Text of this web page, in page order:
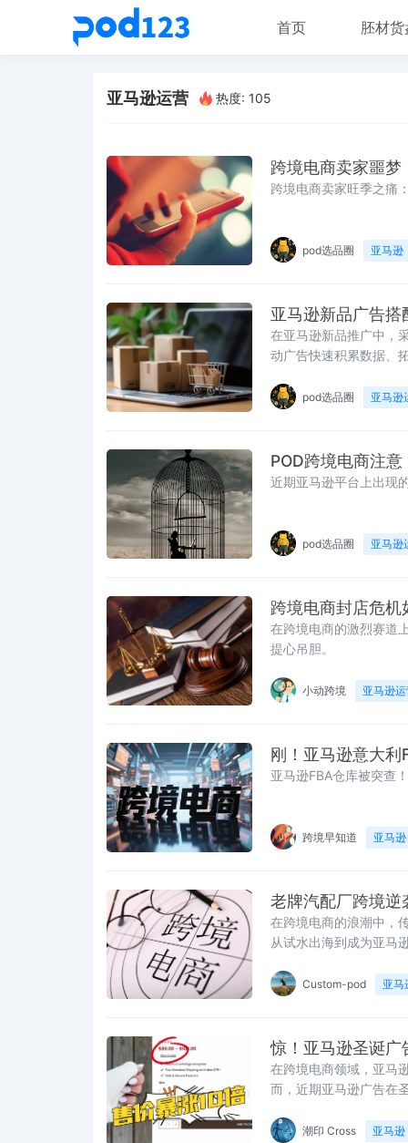
首页 胚材货
亚马逊运营 热度: 105
跨境电商卖家噩梦
跨境电商卖家旺季之痛
pod选品圈 亚马逊
亚马逊新品广告搭
在亚马逊新品推广中，
动广告快速积累数据、
pod选品圈 亚马逊
POD跨境电商注
近期亚马逊平台上出现
pod选品圈 亚马逊
跨境电商封店危
在跨境电商的激烈赛道
提心吊胆。
小动跨境 亚马逊
刚！亚马逊意大利
亚马逊FBA仓库被突查
跨境早知道 亚马逊
老牌汽配厂跨境逆
在跨境电商的浪潮中，
从试水出海到成为亚马
Custom-pod 亚马
惊！亚马逊圣诞广
在跨境电商领域，亚马
而，近期亚马逊广告在
潮印 Cross 亚马逊